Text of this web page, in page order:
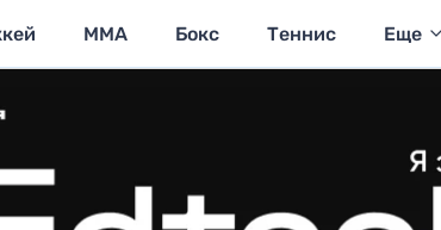
MMA Бокс Теннис Еще